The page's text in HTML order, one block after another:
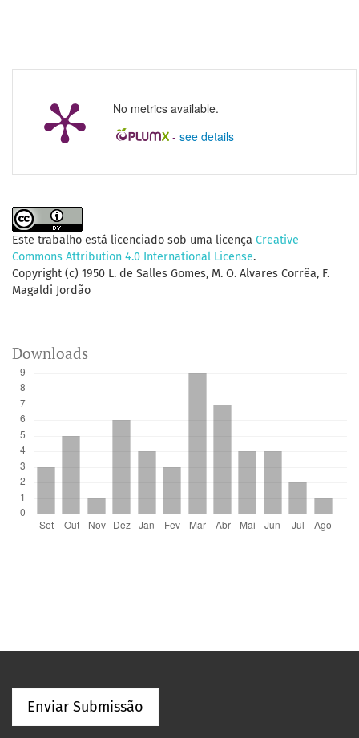
No metrics available.
- see details
Este trabalho está licenciado sob uma licença Creative
Commons Attribution 4.0 International License.
Copyright (c) 1950 L. de Salles Gomes, M. O. Alvares Corrêa, F.
Magaldi Jordão
Downloads
Enviar Submissão